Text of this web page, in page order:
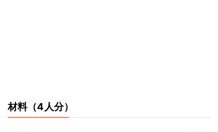
材料（4人分）